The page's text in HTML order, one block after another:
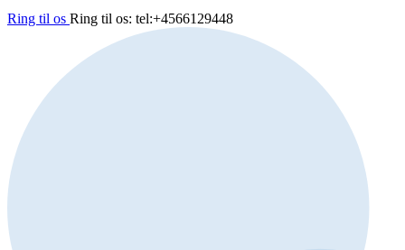
Ring til os Ring til os: tel:+4566129448